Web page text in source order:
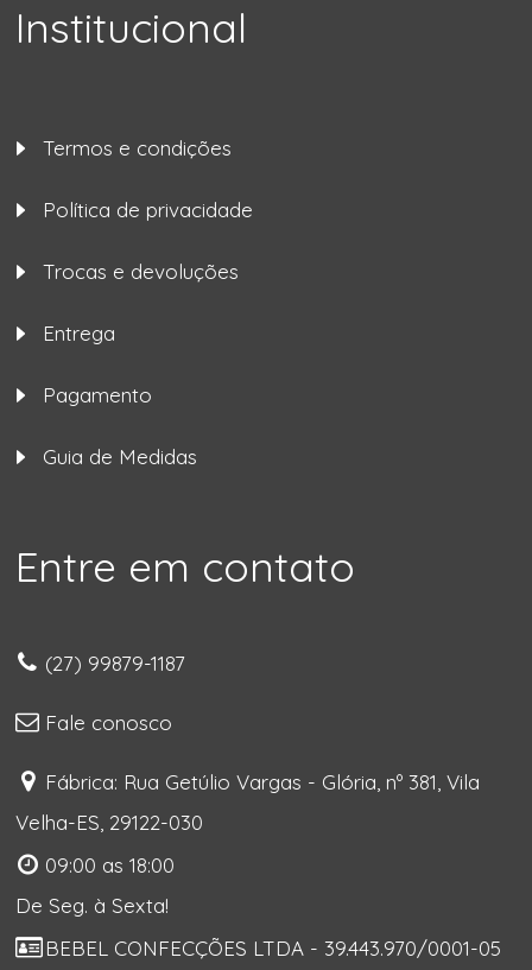
Institucional
Termos e condições
Política de privacidade
Trocas e devoluções
Entrega
Pagamento
Guia de Medidas
Entre em contato
(27) 99879-1187
Fale conosco
Fábrica: Rua Getúlio Vargas - Glória, nº 381, Vila
Velha-ES, 29122-030
09:00 as 18:00
De Seg. à Sexta!
BEBEL CONFECÇÕES LTDA - 39.443.970/0001-05